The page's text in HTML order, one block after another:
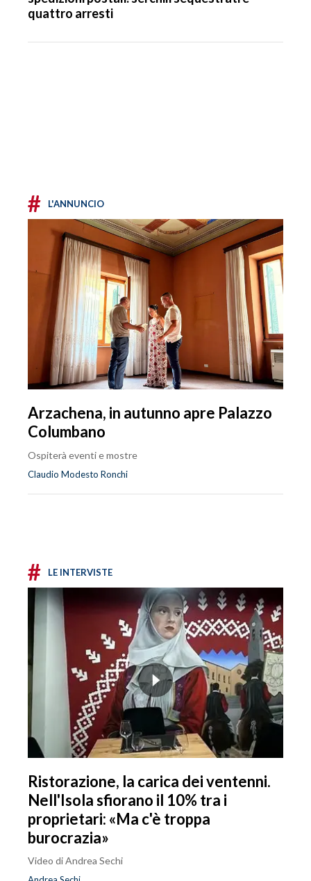
quattro arresti
# L'ANNUNCIO
Arzachena, in autunno apre Palazzo
Columbano
Ospiterà eventi e mostre
Claudio Modesto Ronchi
# LE INTERVISTE
Ristorazione, la carica dei ventenni.
Nell'Isola sfiorano il 10% tra i
proprietari: «Ma c'è troppa
burocrazia»
Video di Andrea Sechi